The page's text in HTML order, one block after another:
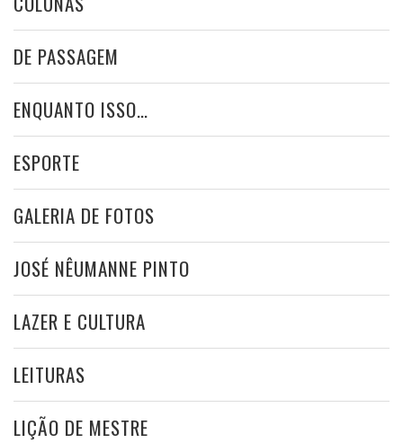
DE PASSAGEM
ENQUANTO ISSO…
ESPORTE
GALERIA DE FOTOS
JOSÉ NÊUMANNE PINTO
LAZER E CULTURA
LEITURAS
LIÇÃO DE MESTRE